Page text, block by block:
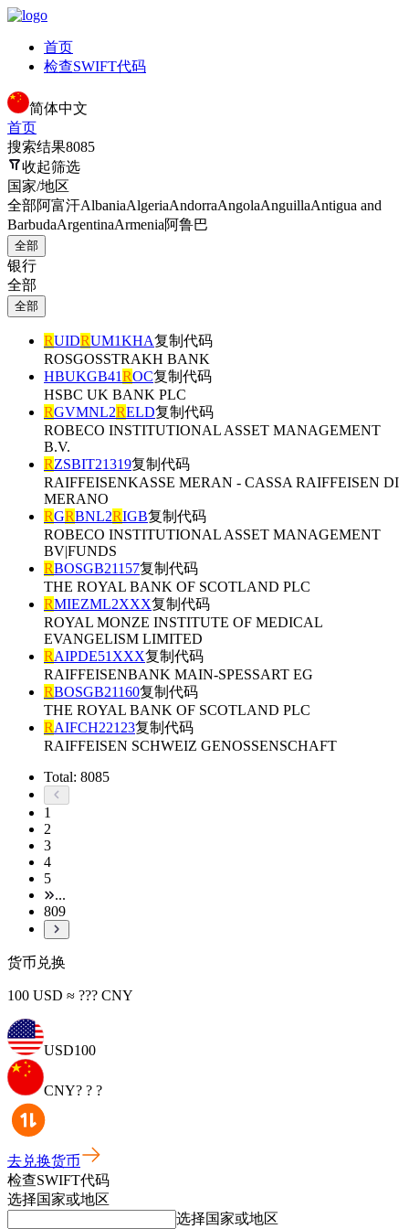
首页
检查SWIFT代码
简体中文
首页
搜索结果8085
收起筛选
国家/地区
全部阿富汗AlbaniaAlgeriaAndorraAngolaAnguillaAntigua and
BarbudaArgentinaArmenia阿鲁巴
全部
银行
全部
全部
RUIDRUM1KHA复制代码
ROSGOSSTRAKH BANK
HBUKGB41ROC复制代码
HSBC UK BANK PLC
RGVMNL2RELD复制代码
ROBECO INSTITUTIONAL ASSET MANAGEMENT
B.V.
RZSBIT21319复制代码
RAIFFEISENKASSE MERAN - CASSA RAIFFEISEN DI
MERANO
RGRBNL2RIGB复制代码
ROBECO INSTITUTIONAL ASSET MANAGEMENT
BV|FUNDS
RBOSGB21157复制代码
THE ROYAL BANK OF SCOTLAND PLC
RMIEZML2XXX复制代码
ROYAL MONZE INSTITUTE OF MEDICAL
EVANGELISM LIMITED
RAIPDE51XXX复制代码
RAIFFEISENBANK MAIN-SPESSART EG
RBOSGB21160复制代码
THE ROYAL BANK OF SCOTLAND PLC
RAIFCH22123复制代码
RAIFFEISEN SCHWEIZ GENOSSENSCHAFT
Total: 8085
1
2
3
4
5
...
809
货币兑换
100 USD ≈ ??? CNY
USD100
CNY? ? ?
去兑换货币
检查SWIFT代码
选择国家或地区
选择国家或地区